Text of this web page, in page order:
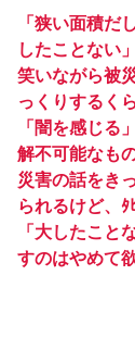
「狭い面積だ
したことない
笑いながら被
っくりするく
「闇を感じる
解不可能なも
災害の話をき
られるけど、
「大したこと
すのはやめて